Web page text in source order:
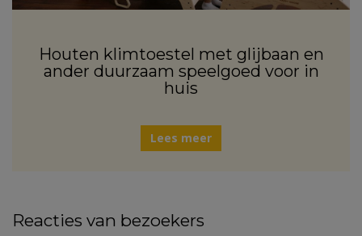
Houten klimtoestel met glijbaan en
ander duurzaam speelgoed voor in
huis
Lees meer
Reacties van bezoekers